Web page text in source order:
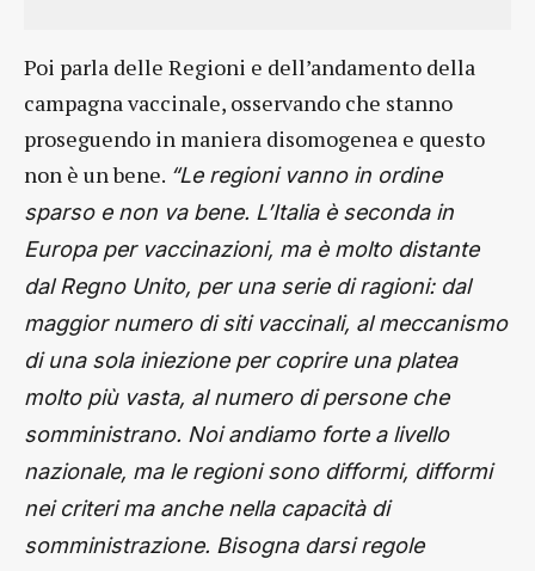
Poi parla delle Regioni e dell’andamento della
campagna vaccinale, osservando che stanno
proseguendo in maniera disomogenea e questo
non è un bene. “Le regioni vanno in ordine
sparso e non va bene. L’Italia è seconda in
Europa per vaccinazioni, ma è molto distante
dal Regno Unito, per una serie di ragioni: dal
maggior numero di siti vaccinali, al meccanismo
di una sola iniezione per coprire una platea
molto più vasta, al numero di persone che
somministrano. Noi andiamo forte a livello
nazionale, ma le regioni sono difformi, difformi
nei criteri ma anche nella capacità di
somministrazione. Bisogna darsi regole